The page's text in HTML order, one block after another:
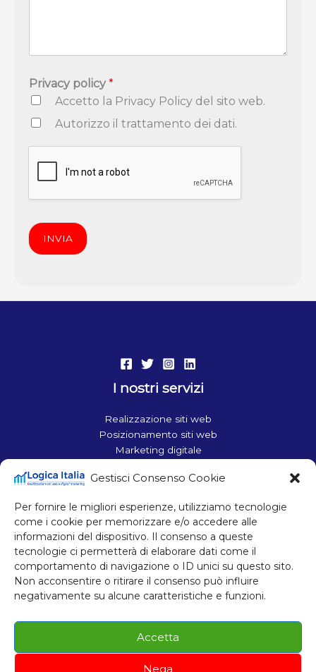
Gestisci Consenso Cookie
Per fornire le migliori esperienze, utilizziamo tecnologie
come i cookie per memorizzare e/o accedere alle
informazioni del dispositivo. Il consenso a queste
tecnologie ci permetterà di elaborare dati come il
comportamento di navigazione o ID unici su questo sito.
Non acconsentire o ritirare il consenso può influire
negativamente su alcune caratteristiche e funzioni.
Accetta
Nega
Privacy policy*
Accetto la Privacy Policy del sito web.
Autorizzo il trattamento dei dati.
INVIA
I nostri servizi
Realizzazione siti web
Posizionamento siti web
Marketing digitale
Corso Francia 110, 10098 Rivoli (TO)
Tel.: +39 011 957 60 63
Mobile: +39 340 696 71 93
Mobile: +39 380 728 03 68
Email: info@logicaitalia.com
P. IVA 11048330010